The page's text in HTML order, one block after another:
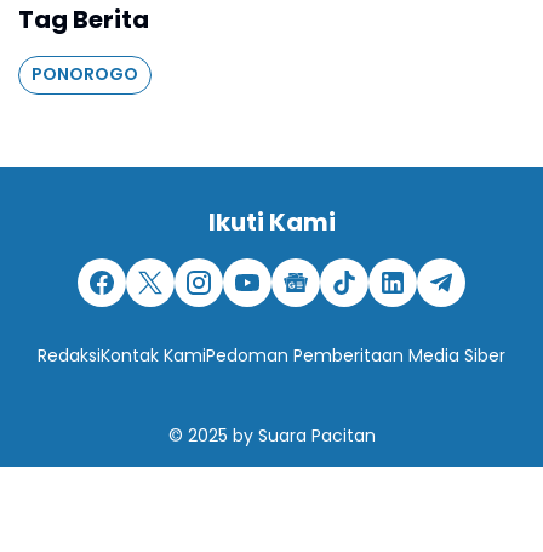
Tag Berita
PONOROGO
Ikuti Kami
RedaksiKontak KamiPedoman Pemberitaan Media Siber
© 2025 by Suara Pacitan